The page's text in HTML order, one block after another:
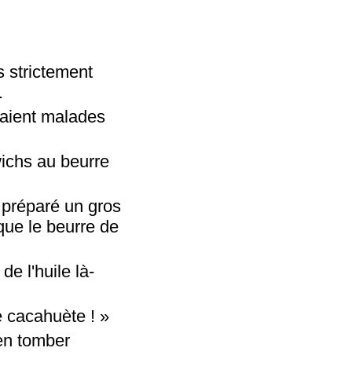
strictement
malades
au beurre
un gros
le beurre de
l'huile là-
cacahuète ! »
tomber